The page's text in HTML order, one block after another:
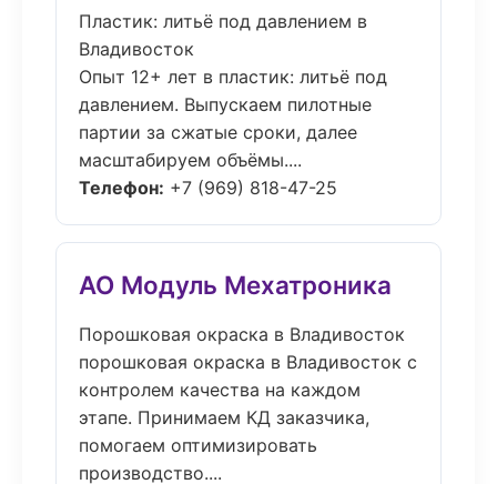
Пластик: литьё под давлением в
Владивосток
Опыт 12+ лет в пластик: литьё под
давлением. Выпускаем пилотные
партии за сжатые сроки, далее
масштабируем объёмы....
Телефон: +7 (969) 818-47-25
АО Модуль Мехатроника
Порошковая окраска в Владивосток
порошковая окраска в Владивосток с
контролем качества на каждом
этапе. Принимаем КД заказчика,
помогаем оптимизировать
производство....